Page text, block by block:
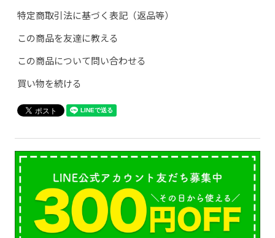
特定商取引法に基づく表記（返品等）
この商品を友達に教える
この商品について問い合わせる
買い物を続ける